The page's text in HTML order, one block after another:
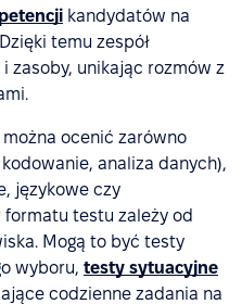
kandydatów na
temu zespół
zasoby, unikając rozmów z
ocenić zarówno
analiza danych),
językowe czy
formatu testu zależy od
Mogą to być testy
wyboru, testy sytuacyjne
codzienne zadania na